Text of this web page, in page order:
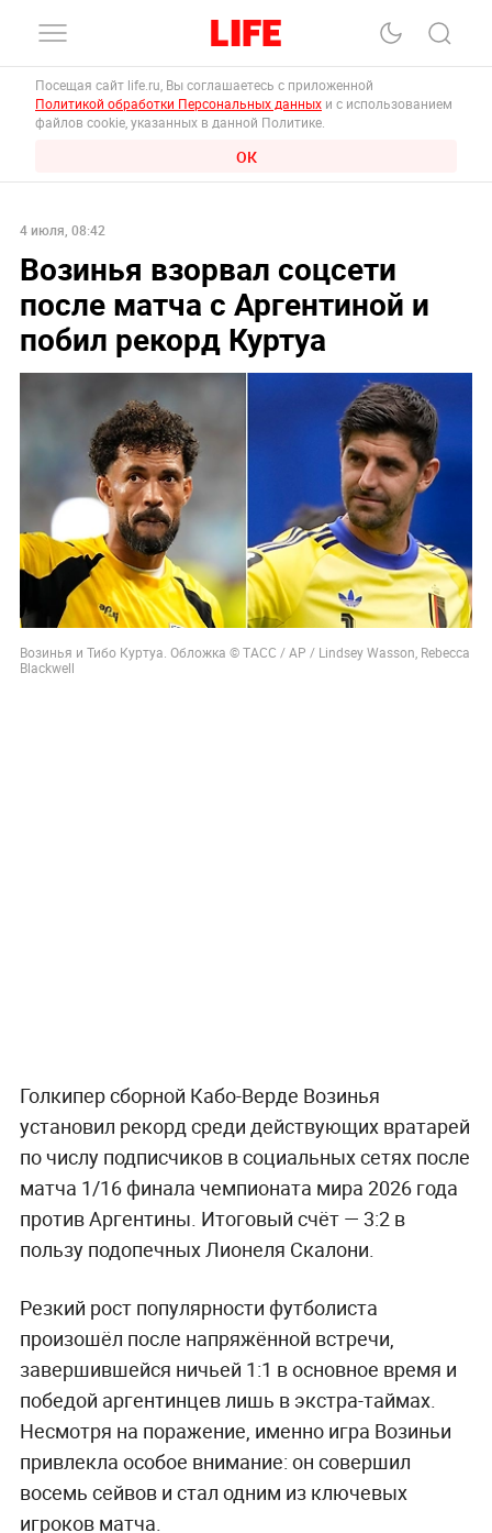
Посещая сайт life.ru, Вы соглашаетесь с приложенной
Политикой обработки Персональных данных и с использованием
файлов cookie, указанных в данной Политике.
ОК
4 июля, 08:42
Возинья взорвал соцсети
после матча с Аргентиной и
побил рекорд Куртуа
Возинья и Тибо Куртуа. Обложка © ТАСС / AP / Lindsey Wasson, Rebecca
Blackwell
Голкипер сборной Кабо-Верде Возинья
установил рекорд среди действующих вратарей
по числу подписчиков в социальных сетях после
матча 1/16 финала чемпионата мира 2026 года
против Аргентины. Итоговый счёт — 3:2 в
пользу подопечных Лионеля Скалони.
Резкий рост популярности футболиста
произошёл после напряжённой встречи,
завершившейся ничьей 1:1 в основное время и
победой аргентинцев лишь в экстра-таймах.
Несмотря на поражение, именно игра Возиньи
привлекла особое внимание: он совершил
восемь сейвов и стал одним из ключевых
игроков матча.